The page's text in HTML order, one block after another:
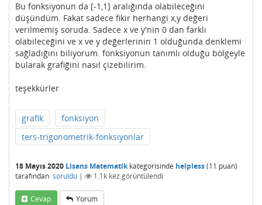
Bu fonksiyonun da [-1,1] aralığında olabileceğini
düşündüm. Fakat sadece fikir herhangi x,y değeri
verilmemiş soruda. Sadece x ve y'nin 0 dan farklı
olabileceğini ve x ve y değerlerinin 1 olduğunda denklemi
sağladığını biliyorum. fonksiyonun tanımlı olduğu bölgeyle
bularak grafiğini nasıl çizebilirim.
teşekkürler
grafik
fonksiyon
ters-trigonometrik-fonksiyonlar
18 Mayıs 2020 Lisans Matematikkategorisinde helpless(11 puan)
tarafından soruldu | 1.1k kez görüntülendi
Cevap Yorum